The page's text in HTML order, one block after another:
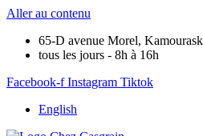
Aller au contenu
65-D avenue Morel,
tous les jours - 8h à 16h
Facebook-f Instagram Tiktok
English